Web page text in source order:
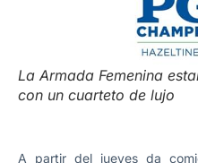
La Armada Femenina
con un cuarteto de lujo
A partir del jueves da